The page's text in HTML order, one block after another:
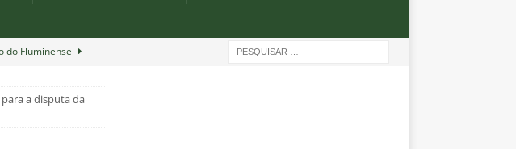
do Fluminense
Brasil 2026
a disputa da